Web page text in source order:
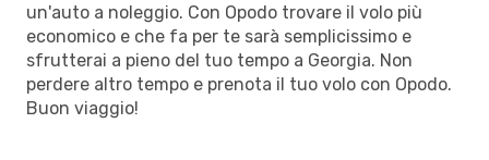
un'auto a noleggio. Con Opodo trovare il volo più
economico e che fa per te sarà semplicissimo e
sfrutterai a pieno del tuo tempo a Georgia. Non
perdere altro tempo e prenota il tuo volo con Opodo.
Buon viaggio!